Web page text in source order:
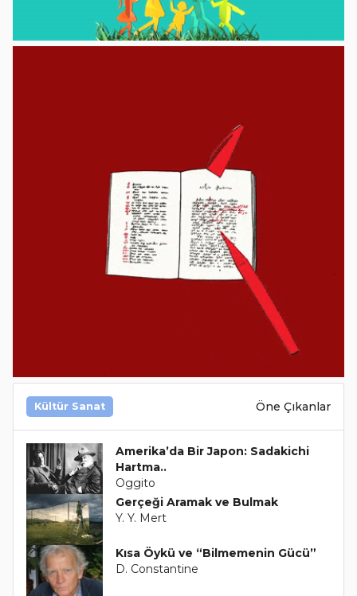
Kültür Sanat Öne Çıkanlar
Amerika’da Bir Japon: Sadakichi
Hartma..
Oggito
Gerçeği Aramak ve Bulmak
Y. Y. Mert
Kısa Öykü ve “Bilmemenin Gücü”
D. Constantine